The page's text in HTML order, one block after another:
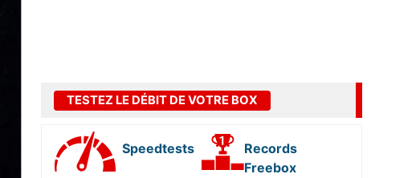
TESTEZ LE DÉBIT DE VOTRE BOX
Speedtests
Records
Freebox